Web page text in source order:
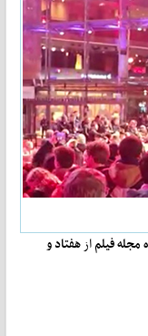
مجله فیلماز هفتاد و